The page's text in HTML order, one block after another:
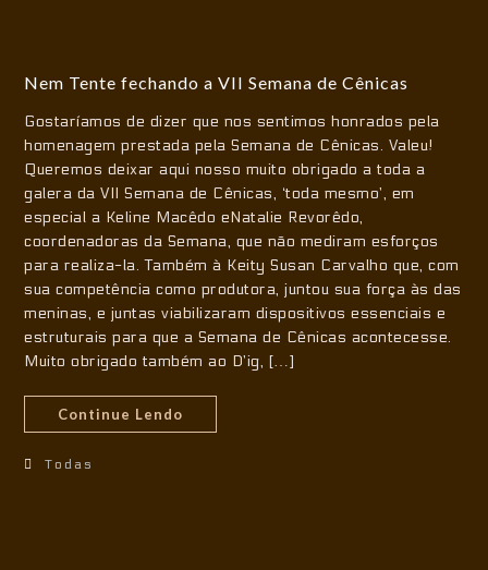
Nem Tente fechando a VII Semana de Cênicas
Gostaríamos de dizer que nos sentimos honrados pela
homenagem prestada pela Semana de Cênicas. Valeu!
Queremos deixar aqui nosso muito obrigado a toda a
galera da VII Semana de Cênicas, ‘toda mesmo’, em
especial a Keline Macêdo eNatalie Revorêdo,
coordenadoras da Semana, que não mediram esforços
para realiza-la. Também à Keity Susan Carvalho que, com
sua competência como produtora, juntou sua força às das
meninas, e juntas viabilizaram dispositivos essenciais e
estruturais para que a Semana de Cênicas acontecesse.
Muito obrigado também ao D’ig, […]
Continue Lendo
Todas